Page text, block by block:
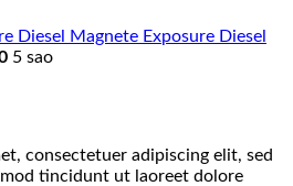
Magnete Exposure Diesel
5 sao
consectetuer adipiscing elit, sed
tincidunt ut laoreet dolore